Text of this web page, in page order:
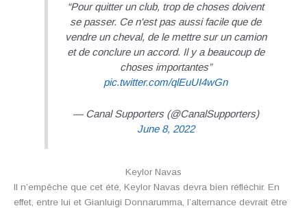
“Pour quitter un club, trop de choses doivent
se passer. Ce n'est pas aussi facile que de
vendre un cheval, de le mettre sur un camion
et de conclure un accord. Il y a beaucoup de
choses importantes”
pic.twitter.com/qlEuUI4wGn
— Canal Supporters (@CanalSupporters)
June 8, 2022
Keylor Navas
Il n’empêche que cet été, Keylor Navas devra bien réfléchir. En
effet, entre lui et Gianluigi Donnarumma, l’alternance devrait être